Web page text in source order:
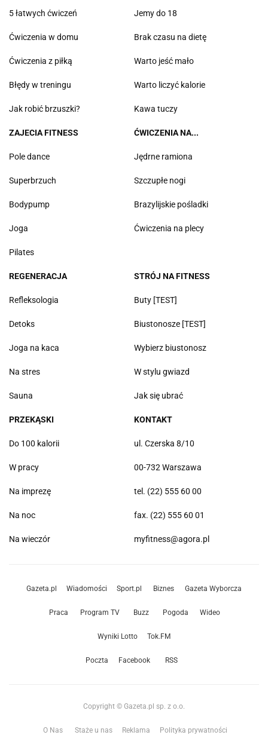
5 łatwych ćwiczeń
Ćwiczenia w domu
Ćwiczenia z piłką
Błędy w treningu
Jak robić brzuszki?
Jemy do 18
Brak czasu na dietę
Warto jeść mało
Warto liczyć kalorie
Kawa tuczy
ZAJECIA FITNESS
Pole dance
Superbrzuch
Bodypump
Joga
Pilates
ĆWICZENIA NA...
Jędrne ramiona
Szczupłe nogi
Brazylijskie pośladki
Ćwiczenia na plecy
REGENERACJA
Refleksologia
Detoks
Joga na kaca
Na stres
Sauna
STRÓJ NA FITNESS
Buty [TEST]
Biustonosze [TEST]
Wybierz biustonosz
W stylu gwiazd
Jak się ubrać
PRZEKĄSKI
Do 100 kalorii
W pracy
Na imprezę
Na noc
Na wieczór
KONTAKT
ul. Czerska 8/10
00-732 Warszawa
tel. (22) 555 60 00
fax. (22) 555 60 01
myfitness@agora.pl
Gazeta.pl Wiadomości Sport.pl Biznes Gazeta Wyborcza
Praca Program TV Buzz Pogoda Wideo
Wyniki Lotto Tok.FM
Poczta Facebook RSS
Copyright © Gazeta.pl sp. z o.o.
O Nas Staże u nas Reklama Polityka prywatności